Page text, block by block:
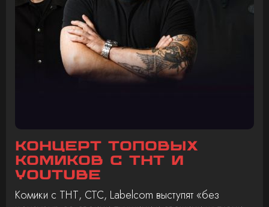
Концерт топовых
комиков с ТНТ и
Youtube
Комики с ТНТ, СТС, Labelcom выступят «без